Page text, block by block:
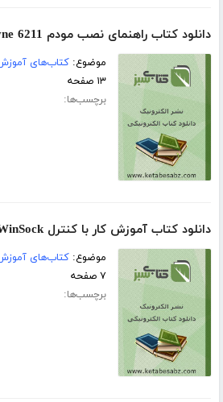
دانلود کتاب راهنمای نصب مودم Paradyne 6211
موضوع:کتاب‌های آموزش
۱۳ صفحه
برچسب‌ها:
دانلود کتاب آموزش کار با کنترل WinSock
موضوع:کتاب‌های
۷ صفحه
برچسب‌ها: